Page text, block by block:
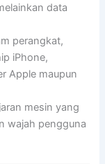
data
perangkat,
iPhone,
Apple maupun
mesin yang
wajah pengguna